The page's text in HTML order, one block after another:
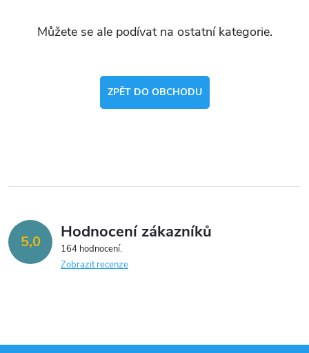
Můžete se ale podívat na ostatní kategorie.
ZPĚT DO OBCHODU
5,0 Hodnocení zákazníků
164 hodnocení
Zobrazit recenze